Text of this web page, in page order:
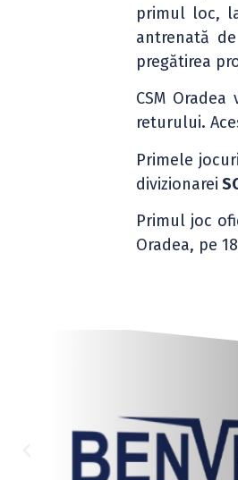
primul loc,
antrenată
pregătirea
CSM
returului.
Primele
divizionarei
Primul joc
Oradea, pe